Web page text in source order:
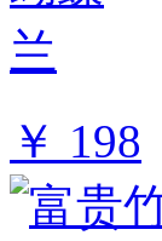
￥ 198